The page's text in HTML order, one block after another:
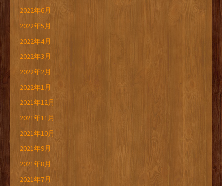
2022年6月
2022年5月
2022年4月
2022年3月
2022年2月
2022年1月
2021年12月
2021年11月
2021年10月
2021年9月
2021年8月
2021年7月